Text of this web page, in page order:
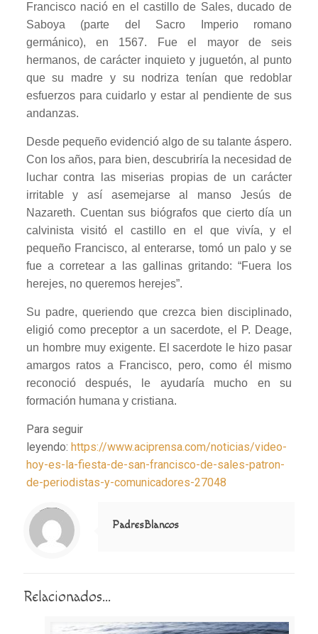
Francisco nació en el castillo de Sales, ducado de
Saboya (parte del Sacro Imperio romano
germánico), en 1567. Fue el mayor de seis
hermanos, de carácter inquieto y juguetón, al punto
que su madre y su nodriza tenían que redoblar
esfuerzos para cuidarlo y estar al pendiente de sus
andanzas.
Desde pequeño evidenció algo de su talante áspero.
Con los años, para bien, descubriría la necesidad de
luchar contra las miserias propias de un carácter
irritable y así asemejarse al manso Jesús de
Nazareth. Cuentan sus biógrafos que cierto día un
calvinista visitó el castillo en el que vivía, y el
pequeño Francisco, al enterarse, tomó un palo y se
fue a corretear a las gallinas gritando: “Fuera los
herejes, no queremos herejes”.
Su padre, queriendo que crezca bien disciplinado,
eligió como preceptor a un sacerdote, el P. Deage,
un hombre muy exigente. El sacerdote le hizo pasar
amargos ratos a Francisco, pero, como él mismo
reconoció después, le ayudaría mucho en su
formación humana y cristiana.
Para seguir
leyendo: https://www.aciprensa.com/noticias/video-
hoy-es-la-fiesta-de-san-francisco-de-sales-patron-
de-periodistas-y-comunicadores-27048
Notice
: Trying to access array offset on value of type null in
/home/misioner/public_html/padresblancos/themes/betheme/includes/content-single.php
on line
286
PadresBlancos
Relacionados...